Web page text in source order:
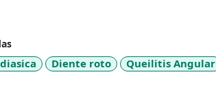
Diente roto
Queilitis Angular